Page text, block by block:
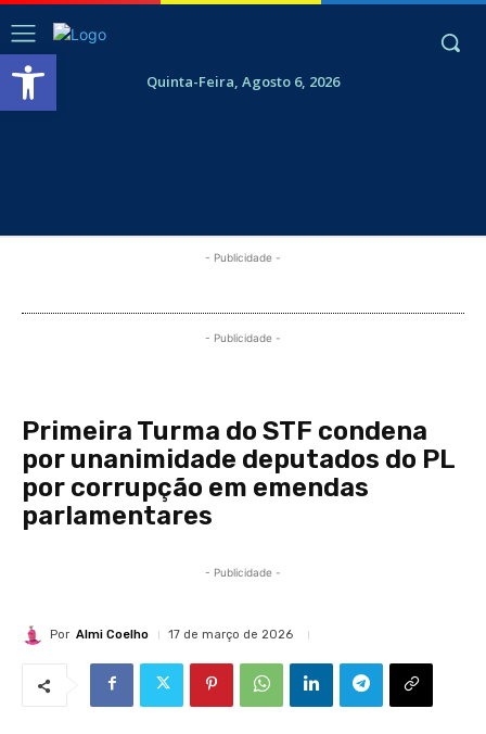
Abrir a barra de ferramentasQuinta-Feira, Agosto 6, 2026
- Publicidade -
- Publicidade -
Primeira Turma do STF condena
por unanimidade deputados do PL
por corrupção em emendas
parlamentares
- Publicidade -
Por Almi Coelho 17 de março de 2026